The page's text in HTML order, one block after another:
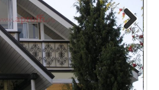
Next